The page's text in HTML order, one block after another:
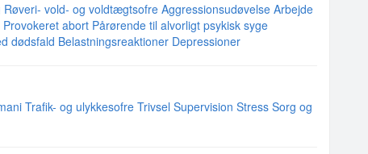
Røveri- vold- og voldtægtsofre Aggressionsudøvelse Arbejde
Provokeret abort Pårørende til alvorligt psykisk syge
dødsfald Belastningsreaktioner Depressioner
Trafik- og ulykkesofre Trivsel Supervision Stress Sorg og